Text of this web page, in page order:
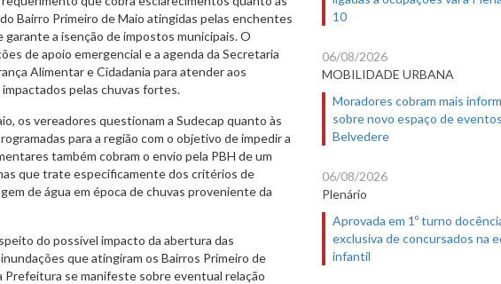
Bairro Primeiro de Maio atingidas pelas enchentes
a isenção de impostos municipais. O
de apoio emergencial e a agenda da Secretaria
Alimentar e Cidadania para atender aos
pelas chuvas fortes.
os vereadores questionam a Sudecap quanto às
para a região com o objetivo de impedir a
também cobram o envio pela PBH de um
que trate especificamente dos critérios de
de água em época de chuvas proveniente da
do possível impacto da abertura das
que atingiram os Bairros Primeiro de
Prefeitura se manifeste sobre eventual relação
10
06/08/2026
MOBILIDADE URBANA
Moradores cobram mais
sobre novo espaço de
Belvedere
06/08/2026
Plenário
Aprovada em 1º turno
exclusiva de concursados na
infantil